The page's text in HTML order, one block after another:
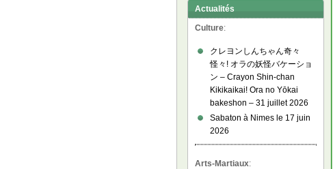
Actualités
Culture:
クレヨンしんちゃん奇々
怪々! オラの妖怪バケーショ
ン – Crayon Shin-chan
Kikikaikai! Ora no Yōkai
bakeshon – 31 juillet 2026
Sabaton à Nimes le 17 juin
2026
Arts-Martiaux: